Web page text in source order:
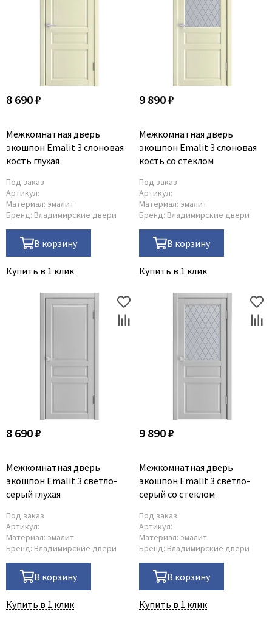
8 690 ₽
Межкомнатная дверь
экошпон Emalit 3 слоновая
кость глухая
Под заказ
Артикул:
Материал: эмалит
Бренд: Владимирские двери
В корзину
Купить в 1 клик
9 890 ₽
Межкомнатная дверь
экошпон Emalit 3 слоновая
кость со стеклом
Под заказ
Артикул:
Материал: эмалит
Бренд: Владимирские двери
В корзину
Купить в 1 клик
8 690 ₽
Межкомнатная дверь
экошпон Emalit 3 светло-
серый глухая
Под заказ
Артикул:
Материал: эмалит
Бренд: Владимирские двери
В корзину
Купить в 1 клик
9 890 ₽
Межкомнатная дверь
экошпон Emalit 3 светло-
серый со стеклом
Под заказ
Артикул:
Материал: эмалит
Бренд: Владимирские двери
В корзину
Купить в 1 клик